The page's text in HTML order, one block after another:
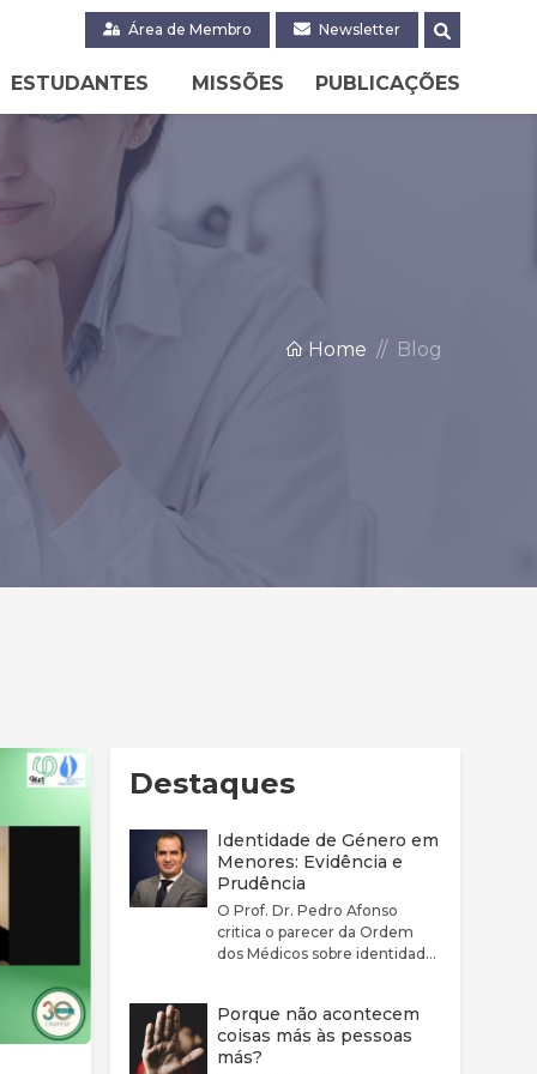
Área de Membro Newsletter
ESTUDANTES MISSÕES PUBLICAÇÕES
Home Blog
Destaques
Identidade de Género em
Menores: Evidência e
Prudência
O Prof. Dr. Pedro Afonso
critica o parecer da Ordem
dos Médicos sobre identidade
adequadamente a
complexidade clínica nem a
fragilidade da evidência
Porque não acontecem
coisas más às pessoas
más?